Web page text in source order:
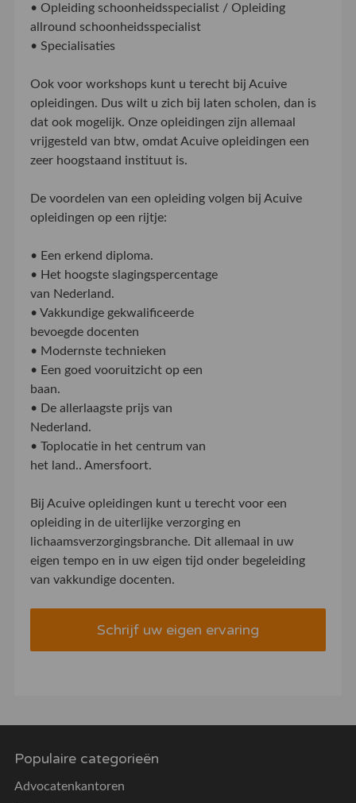
• Opleiding schoonheidsspecialist / Opleiding
allround schoonheidsspecialist
• Specialisaties
Ook voor workshops kunt u terecht bij Acuive
opleidingen. Dus wilt u zich bij laten scholen, dan is
dat ook mogelijk. Onze opleidingen zijn allemaal
vrijgesteld van btw, omdat Acuive opleidingen een
zeer hoogstaand instituut is.
De voordelen van een opleiding volgen bij Acuive
opleidingen op een rijtje:
• Een erkend diploma.
• Het hoogste slagingspercentage
van Nederland.
• Vakkundige gekwalificeerde
bevoegde docenten
• Modernste technieken
• Een goed vooruitzicht op een
baan.
• De allerlaagste prijs van
Nederland.
• Toplocatie in het centrum van
het land.. Amersfoort.
Bij Acuive opleidingen kunt u terecht voor een
opleiding in de uiterlijke verzorging en
lichaamsverzorgingsbranche. Dit allemaal in uw
eigen tempo en in uw eigen tijd onder begeleiding
van vakkundige docenten.
Schrijf uw eigen ervaring
Populaire categorieën
Advocatenkantoren